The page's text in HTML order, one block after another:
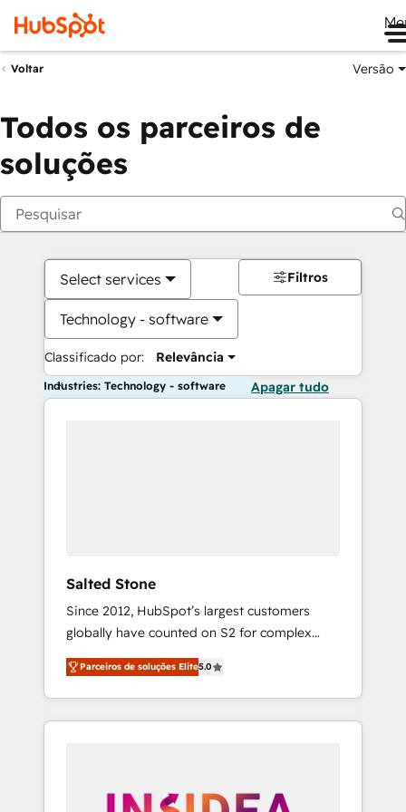
Voltar Versão
Todos os parceiros de
soluções
Select services
Technology - software
Classificado por: Relevância
Filtros
Industries: Technology - software Apagar tudo
Salted Stone
Since 2012, HubSpot’s largest customers
globally have counted on S2 for complex
migrations, change management, systems
integration, and creative solutions that
deliver measurable impact and transform
brand experiences As one of the few full-
globally regionalized HubSpot websites,
Parceiros de soluções Elite5.0